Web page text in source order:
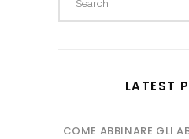
LATEST
COME ABBINARE GLI